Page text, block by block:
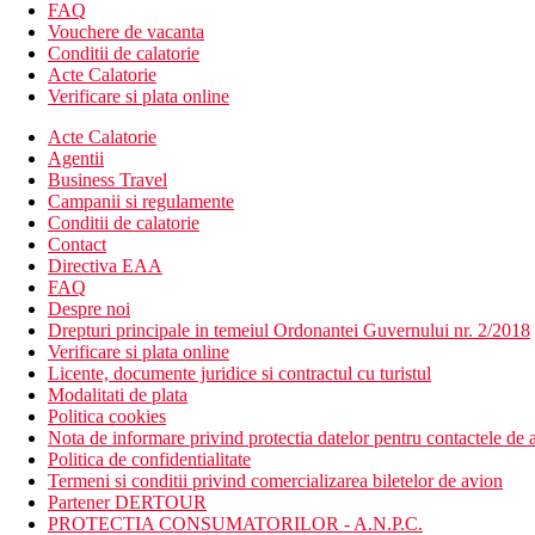
Camera dubla Deluxe:
aer conditionat individual
30 m2
Camera dubla superioara:
1 dormitor
aer conditionat central
35 m2
Suita Junior:
1 dormitor
zona de locuit
aer conditionat individual
camere conectate
*Hotelul are 4 camere disponibile pentru oaspetii cu dizabilitati,
Descrierea hotelului
Hotelul ofera:
hol de intrare cu receptie
lobby
restaurant principal
2 restaurante a la carte (turca, peste)
patiserie
5 baruri
FAQ
Vouchere de vacanta
Conditii de calatorie
Acte Calatorie
Verificare si plata online
Acte Calatorie
Agentii
Business Travel
Campanii si regulamente
Conditii de calatorie
Contact
Directiva EAA
FAQ
Despre noi
Drepturi principale in temeiul Ordonantei Guvernului nr. 2/2018
Verificare si plata online
Licente, documente juridice si contractul cu turistul
Modalitati de plata
Politica cookies
Nota de informare privind protectia datelor pentru contactele de
Politica de confidentialitate
Termeni si conditii privind comercializarea biletelor de avion
Partener DERTOUR
PROTECTIA CONSUMATORILOR - A.N.P.C.